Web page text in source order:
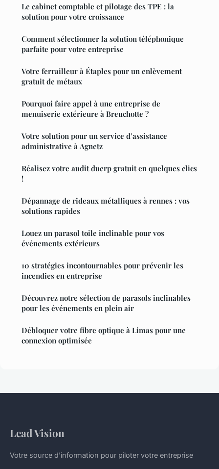
Le cabinet comptable et pilotage des TPE : la
solution pour votre croissance
Comment sélectionner la solution téléphonique
parfaite pour votre entreprise
Votre ferrailleur à Étaples pour un enlèvement
gratuit de métaux
Pourquoi faire appel à une entreprise de
menuiserie extérieure à Breuchotte ?
Votre solution pour un service d’assistance
administrative à Agnetz
Réalisez votre audit duerp gratuit en quelques clics
!
Dépannage de rideaux métalliques à rennes : vos
solutions rapides
Louez un parasol toile inclinable pour vos
événements extérieurs
10 stratégies incontournables pour prévenir les
incendies en entreprise
Découvrez notre sélection de parasols inclinables
pour les événements en plein air
Débloquer votre fibre optique à Limas pour une
connexion optimisée
Lead Vision
Votre source d'information pour piloter votre entreprise